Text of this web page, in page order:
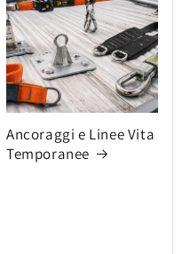
Ancoraggi e Linee Vita
Temporanee